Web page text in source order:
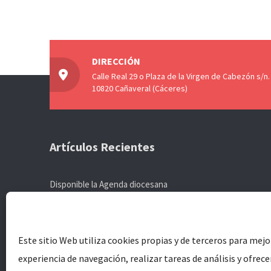
Este sitio Web utiliza cookies propias y de terceros para
experiencia de navegación, realizar tareas de análisis y
DIRECCIÓN
Calle Real 29 o Plaza de la Virgen de Cabezón s/n.
10820 Cañaveral (Cáceres)
Artículos Recientes
Disponible la Agenda diocesana
Abierto el plazo de inscripción para la XX Escuela de
Formación Social de Cáritas Diocesana de Coria-Cáceres